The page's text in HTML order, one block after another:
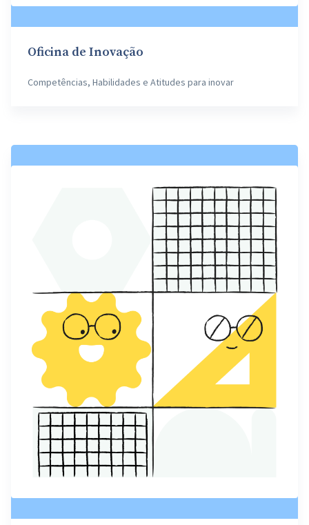
Oficina de Inovação
Competências, Habilidades e Atitudes para inovar